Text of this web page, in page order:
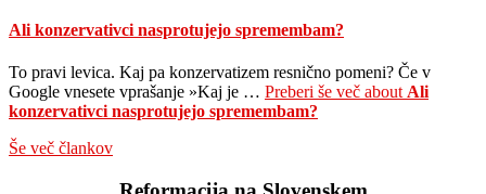
Ali konzervativci nasprotujejo spremembam?
To pravi levica. Kaj pa konzervatizem resnično pomeni? Če v
Google vnesete vprašanje »Kaj je … Preberi še več about Ali
konzervativci nasprotujejo spremembam?
Še več člankov